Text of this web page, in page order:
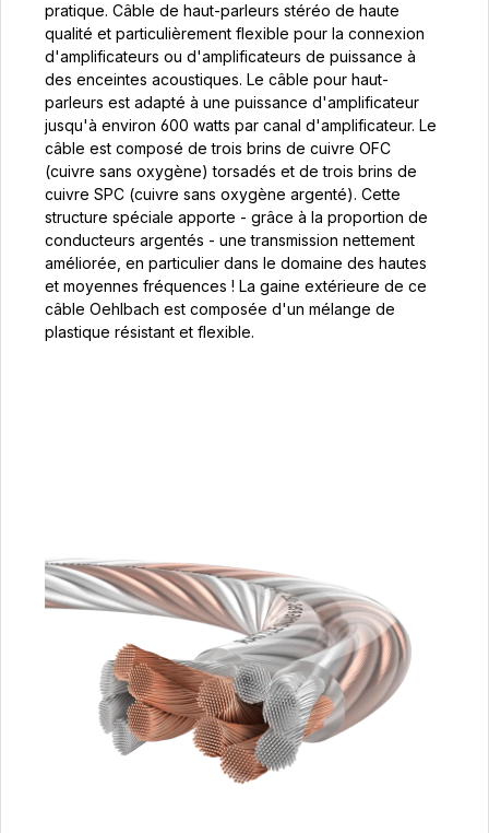
pratique. Câble de haut-parleurs stéréo de haute
qualité et particulièrement flexible pour la connexion
d'amplificateurs ou d'amplificateurs de puissance à
des enceintes acoustiques. Le câble pour haut-
parleurs est adapté à une puissance d'amplificateur
jusqu'à environ 600 watts par canal d'amplificateur. Le
câble est composé de trois brins de cuivre OFC
(cuivre sans oxygène) torsadés et de trois brins de
cuivre SPC (cuivre sans oxygène argenté). Cette
structure spéciale apporte - grâce à la proportion de
conducteurs argentés - une transmission nettement
améliorée, en particulier dans le domaine des hautes
et moyennes fréquences ! La gaine extérieure de ce
câble Oehlbach est composée d'un mélange de
plastique résistant et flexible.